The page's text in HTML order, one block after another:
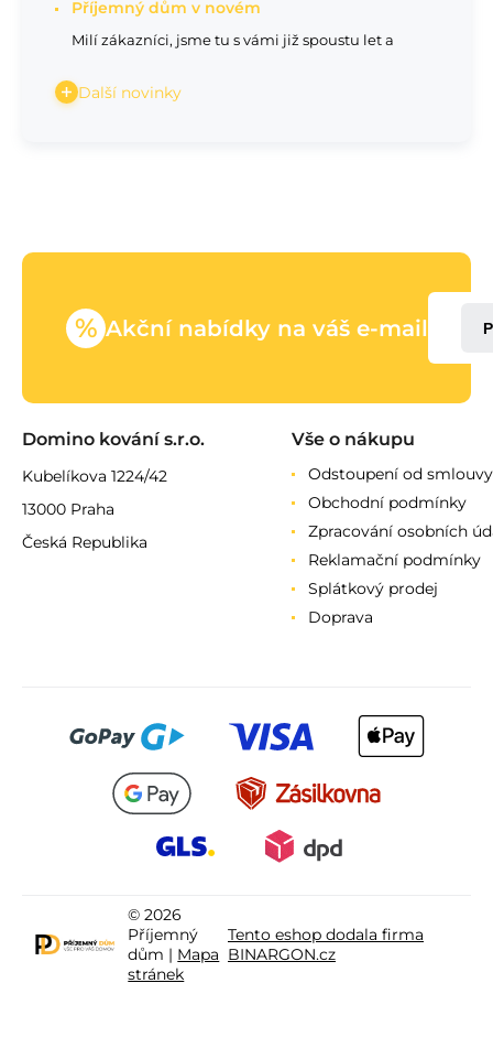
Příjemný dům v novém
Milí zákazníci, jsme tu s vámi již spoustu let a
Další novinky
% Akční nabídky na váš e-mail
Domino kování s.r.o.
Kubelíkova 1224/42
13000 Praha
Česká Republika
Vše o nákupu
Odstoupení od smlouvy
Obchodní podmínky
Zpracování osobních
Reklamační podmínky
Splátkový prodej
Doprava
© 2026
Příjemný
dům | Mapa
stránek
Tento eshop dodala firma
BINARGON.cz